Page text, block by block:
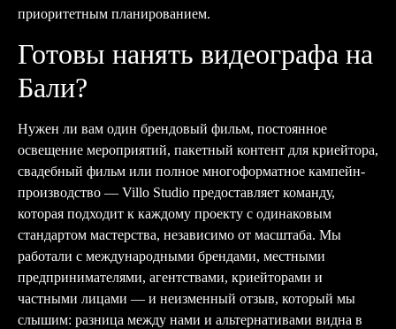
приоритетным планированием.
Готовы нанять видеографа на
Бали?
Нужен ли вам один брендовый фильм, постоянное
освещение мероприятий, пакетный контент для криейтора,
свадебный фильм или полное многоформатное кампейн-
производство — Villo Studio предоставляет команду,
которая подходит к каждому проекту с одинаковым
стандартом мастерства, независимо от масштаба. Мы
работали с международными брендами, местными
предпринимателями, агентствами, криейторами и
частными лицами — и неизменный отзыв, который мы
слышим: разница между нами и альтернативами видна в